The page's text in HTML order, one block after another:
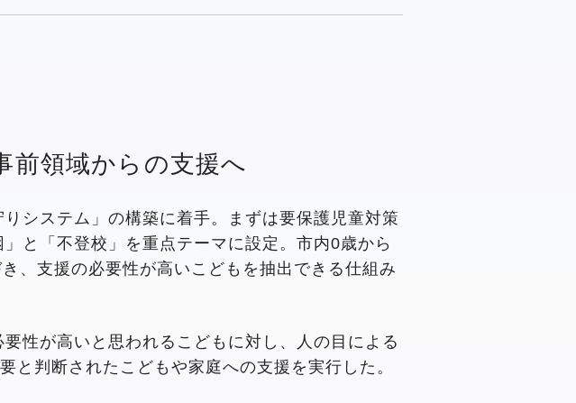
前領域からの支援へ
システム」の構築に着手。まずは要保護児童対策
と「不登校」を重点テーマに設定。市内0歳から
、支援の必要性が高いこどもを抽出できる仕組み
性が高いと思われるこどもに対し、人の目による
と判断されたこどもや家庭への支援を実行した。